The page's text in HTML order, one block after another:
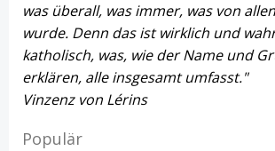
was überall, was immer, was von
wurde. Denn das ist wirklich und
katholisch, was, wie der Name und
erklären, alle insgesamt umfasst."
Vinzenz von Lérins
Populär